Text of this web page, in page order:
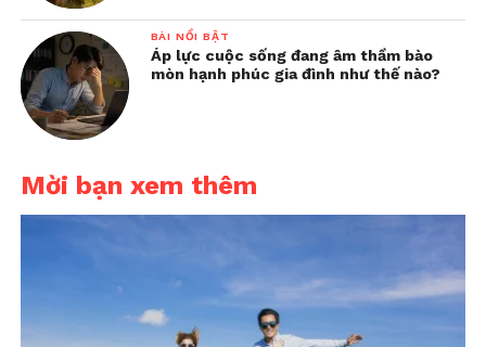
BÀI NỔI BẬT
Áp lực cuộc sống đang âm thầm bào
mòn hạnh phúc gia đình như thế nào?
Mời bạn xem thêm